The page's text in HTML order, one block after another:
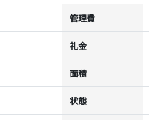
管理費
礼金
面積
状態